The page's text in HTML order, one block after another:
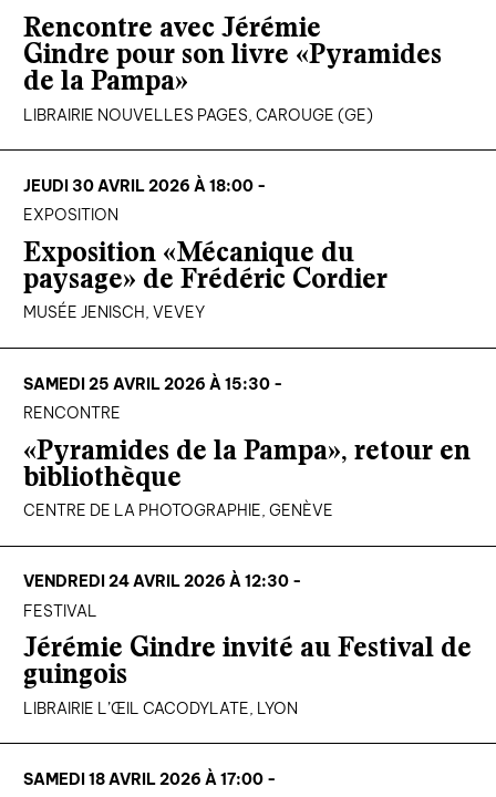
Rencontre avec Jérémie
Gindre pour son livre «Pyramides
de la Pampa»
LIBRAIRIE NOUVELLES PAGES, CAROUGE (GE)
JEUDI 30 AVRIL 2026 À 18:00 -
EXPOSITION
Exposition «Mécanique du
paysage» de Frédéric Cordier
MUSÉE JENISCH, VEVEY
SAMEDI 25 AVRIL 2026 À 15:30 -
RENCONTRE
«Pyramides de la Pampa», retour en
bibliothèque
CENTRE DE LA PHOTOGRAPHIE, GENÈVE
VENDREDI 24 AVRIL 2026 À 12:30 -
FESTIVAL
Jérémie Gindre invité au Festival de
guingois
LIBRAIRIE L’ŒIL CACODYLATE, LYON
SAMEDI 18 AVRIL 2026 À 17:00 -